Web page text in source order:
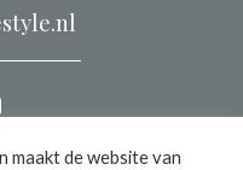
maakt de website van